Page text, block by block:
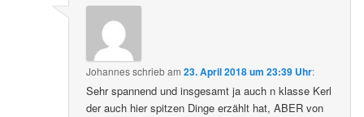
Johannesschriebam23. April 2018 um 23:39 Uhr:
Sehr spannend und insgesamt ja auch n klasse Kerl
der auch hier spitzen Dinge erzählt hat, ABER von